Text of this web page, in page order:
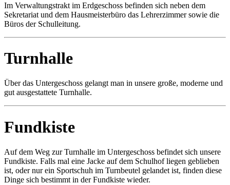
Im Verwaltungstrakt im Erdgeschoss befinden sich neben dem
Sekretariat und dem Hausmeisterbüro das Lehrerzimmer sowie die
Büros der Schulleitung.
Turnhalle
Über das Untergeschoss gelangt man in unsere große, moderne und
gut ausgestattete Turnhalle.
Fundkiste
Auf dem Weg zur Turnhalle im Untergeschoss befindet sich unsere
Fundkiste. Falls mal eine Jacke auf dem Schulhof liegen geblieben
ist, oder nur ein Sportschuh im Turnbeutel gelandet ist, finden diese
Dinge sich bestimmt in der Fundkiste wieder.